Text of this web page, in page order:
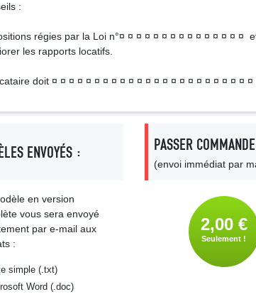
:
régies par la Loi n°¤ ¤ ¤ ¤ ¤ ¤ ¤ ¤ ¤ ¤ ¤ ¤ ¤ ¤ ¤
les rapports locatifs.
doit ¤ ¤ ¤ ¤ ¤ ¤ ¤ ¤ ¤ ¤ ¤ ¤ ¤ ¤ ¤ ¤ ¤ ¤ ¤ ¤ ¤ ¤ ¤ ¤
ENVOYÉS :
en version
vous sera envoyé
par e-mail aux
:
simple (.txt)
Word (.doc)
PASSER
(envoi immédiat par
2,00 €
Seulement !